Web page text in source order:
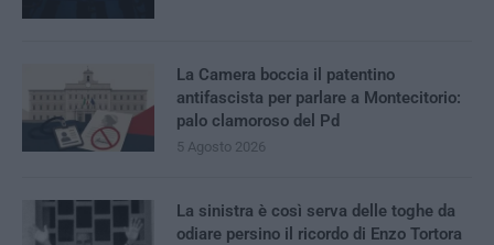
La Camera boccia il patentino
antifascista per parlare a Montecitorio:
palo clamoroso del Pd
5 Agosto 2026
La sinistra è così serva delle toghe da
odiare persino il ricordo di Enzo Tortora